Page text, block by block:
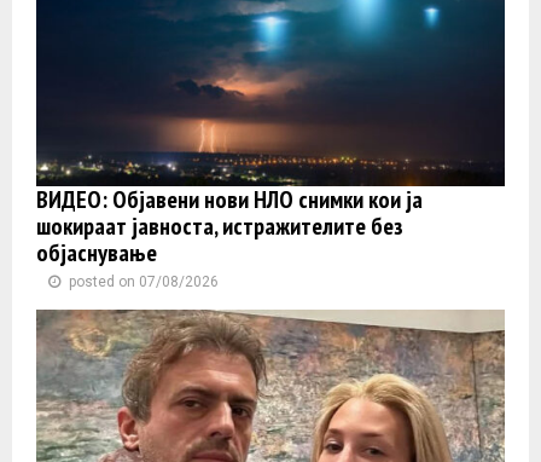
ВИДЕО: Објавени нови НЛО снимки кои ја
шокираат јавноста, истражителите без
објаснување
posted on 07/08/2026